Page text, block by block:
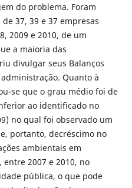
do problema. Foram
37, 39 e 37 empresas
2009 e 2010, de um
a maioria das
divulgar seus Balanços
Quanto à
se que o grau médio foi de
ao identificado no
no qual foi observado um
portanto, decréscimo no
ambientais em
entre 2007 e 2010, no
pública, o que pode